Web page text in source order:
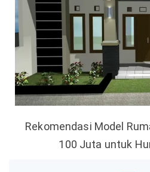
Rekomendasi Model
100 Juta untuk